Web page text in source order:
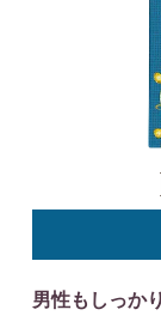
男性もしっか